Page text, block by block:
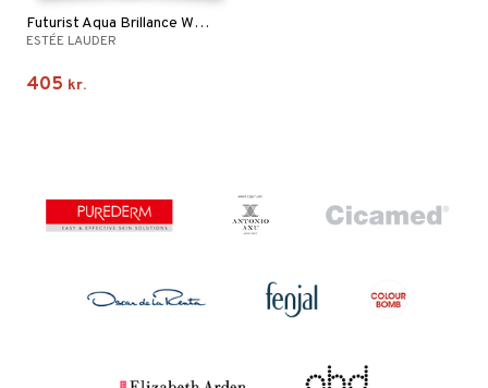
Futurist Aqua Brillance Watery Glow Primer
ESTÉE LAUDER
405 kr.